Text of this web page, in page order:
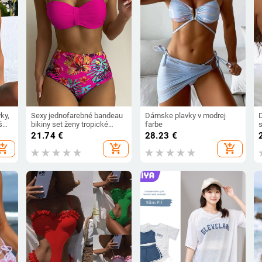
Sexy jednofarebné bandeau
bikiny set ženy tropické
potlačené plavky dámske
push-up plavky vysoký pás
plavky úplet tielko späť
21.74€
add_shopping_cart
Dámske plavky v modrej
farbe
28.23 €
add_shopping_cart